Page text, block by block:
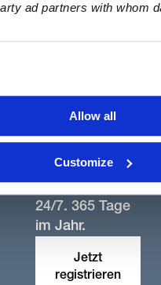
ad partners with whom
Allow all
Customize
(internationale)
Zahlungen
erhältst – Tag
und Nacht.
24/7. 365 Tage
im Jahr.
Jetzt
registrieren